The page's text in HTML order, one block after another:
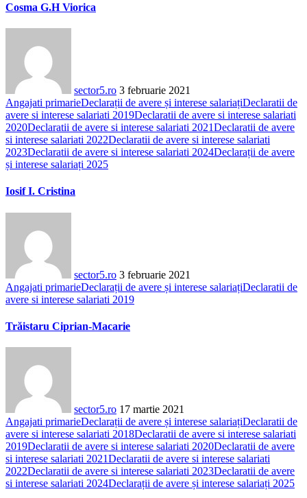
Cosma G.H Viorica
sector5.ro 3 februarie 2021
Angajati primarieDeclarații de avere și interese salariațiDeclaratii de
avere si interese salariati 2019Declaratii de avere si interese salariati
2020Declaratii de avere si interese salariati 2021Declaratii de avere
si interese salariati 2022Declaratii de avere si interese salariati
2023Declaratii de avere si interese salariati 2024Declarații de avere
și interese salariați 2025
Iosif I. Cristina
sector5.ro 3 februarie 2021
Angajati primarieDeclarații de avere și interese salariațiDeclaratii de
avere si interese salariati 2019
Trăistaru Ciprian-Macarie
sector5.ro 17 martie 2021
Angajati primarieDeclarații de avere și interese salariațiDeclaratii de
avere si interese salariati 2018Declaratii de avere si interese salariati
2019Declaratii de avere si interese salariati 2020Declaratii de avere
si interese salariati 2021Declaratii de avere si interese salariati
2022Declaratii de avere si interese salariati 2023Declaratii de avere
si interese salariati 2024Declarații de avere și interese salariați 2025